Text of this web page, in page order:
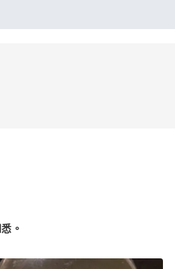
。